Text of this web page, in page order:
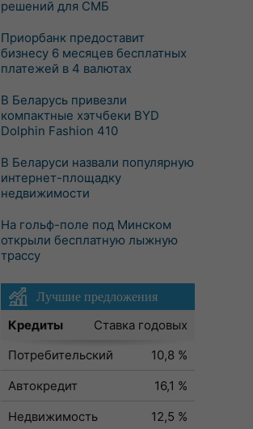
решений для СМБ
Приорбанк предоставит
бизнесу 6 месяцев бесплатных
платежей в 4 валютах
В Беларусь привезли
компактные хэтчбеки BYD
Dolphin Fashion 410
В Беларуси назвали популярную
интернет-площадку
недвижимости
На гольф-поле под Минском
открыли бесплатную лыжную
трассу
Лучшие предложения
Кредиты
Ставка годовых
Потребительский
10,8 %
Автокредит
16,1 %
Недвижимость
12,5 %